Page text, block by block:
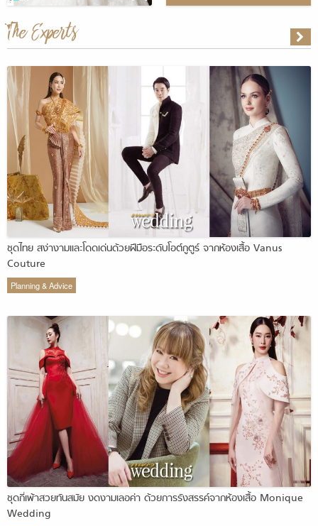
The Experts
ชุดไทย สง่างามและโดดเด่นด้วยฝีมือระดับโอต์กูตูร์ จากห้องเสื้อ Vanus
Couture
Planning & Advice
ชุดกี่เพ้าสวยทันสมัย งดงามเลอค่า ด้วยการรังสรรค์จากห้องเสื้อ Monique
Wedding